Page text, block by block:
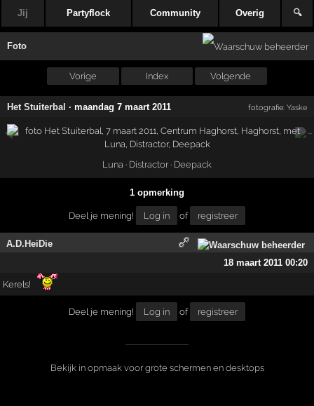
Jij Partyflock Community Overig 🔍
Foto
Vorige Index Volgende
Het Stuiterbal ·maandag 7 maart 2011 fotografie: Yaske
Luna · Distractor· Deepack
1 opmerking
Deel je mening! Log in of registreer
A.D.HeiDie
18 maart 2011 00:20
Kerels!
Deel je mening! Log in of registreer
Bekijk in opmaak voor grote schermen en desktops